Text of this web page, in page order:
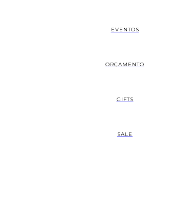
EVENTOS
ORÇAMENTO
GIFTS
SALE